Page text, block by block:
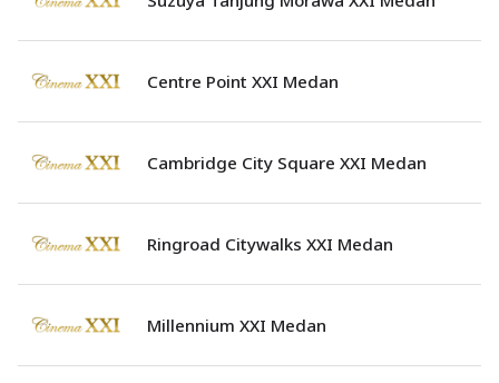
Centre Point XXI Medan
Cambridge City Square XXI Medan
Ringroad Citywalks XXI Medan
Millennium XXI Medan